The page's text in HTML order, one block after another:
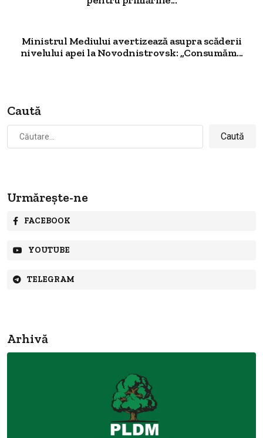
Ministrul Mediului avertizează asupra scăderii
nivelului apei la Novodnistrovsk: „Consumăm...
Caută
Caută
după:
Urmărește-ne
FACEBOOK
YOUTUBE
TELEGRAM
Arhivă